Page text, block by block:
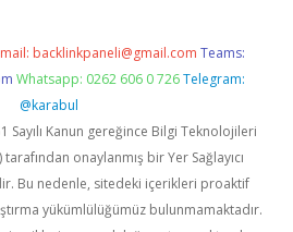
backlinkpaneli@gmail.com Teams:
Whatsapp: 0262 606 0 726 Telegram:
@karabul
Sayılı Kanun gereğince Bilgi Teknolojileri
onaylanmış bir Yer Sağlayıcı
Bu nedenle, sitedeki içerikleri proaktif
yükümlülüğümüz bulunmamaktadır.